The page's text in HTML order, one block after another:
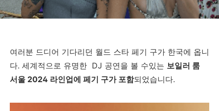
여러분 드디어 기다리던 월드 스타 페기 구가 한국에 옵니
다. 세계적으로 유명한 DJ 공연을 볼 수있는 보일러 룸
서울 2024 라인업에 페기 구가 포함되었습니다.